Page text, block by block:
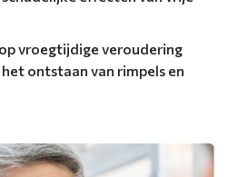
vroegtijdige veroudering
ontstaan ​​van rimpels en